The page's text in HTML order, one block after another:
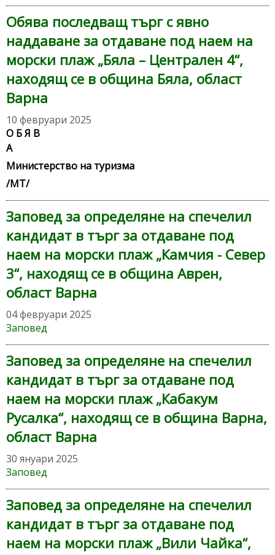
Обява последващ търг с явно
наддаване за отдаване под наем на
морски плаж „Бяла – Централен 4“,
находящ се в община Бяла, област
Варна
10 февруари 2025
О Б Я В
Министерство на туризма
/МТ/
Заповед за определяне на спечелил
кандидат в търг за отдаване под
наем на морски плаж „Камчия - Север
3“, находящ се в община Аврен,
област Варна
04 февруари 2025
Заповед
Заповед за определяне на спечелил
кандидат в търг за отдаване под
наем на морски плаж „Кабакум
Русалка“, находящ се в община Варна,
област Варна
30 януари 2025
Заповед
Заповед за определяне на спечелил
кандидат в търг за отдаване под
наем на морски плаж „Вили Чайка“,